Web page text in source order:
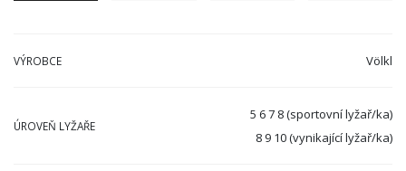
VÝROBCE Völkl
ÚROVEŇ LYŽAŘE
5 6 7 8 (sportovní lyžař/ka)
8 9 10 (vynikající lyžař/ka)